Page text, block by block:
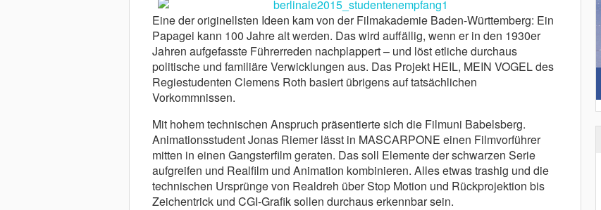
Eine der originellsten Ideen kam von der Filmakademie Baden-Württemberg: Ein
Papagei kann 100 Jahre alt werden. Das wird auffällig, wenn er in den 1930er
Jahren aufgefasste Führerreden nachplappert – und löst etliche durchaus
politische und familiäre Verwicklungen aus. Das Projekt HEIL, MEIN VOGEL des
Regiestudenten Clemens Roth basiert übrigens auf tatsächlichen
Vorkommnissen.
Mit hohem technischen Anspruch präsentierte sich die Filmuni Babelsberg.
Animationsstudent Jonas Riemer lässt in MASCARPONE einen Filmvorführer
mitten in einen Gangsterfilm geraten. Das soll Elemente der schwarzen Serie
aufgreifen und Realfilm und Animation kombinieren. Alles etwas trashig und die
technischen Ursprünge von Realdreh über Stop Motion und Rückprojektion bis
Zeichentrick und CGI-Grafik sollen durchaus erkennbar sein.